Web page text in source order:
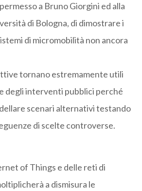
a Bruno Giorgini ed alla
di Bologna, di dimostrare i
di micromobilità non ancora
tornano estremamente utili
degli interventi pubblici perché
scenari alternativi testando
di scelte controverse.
of Things e delle reti di
a dismisura le